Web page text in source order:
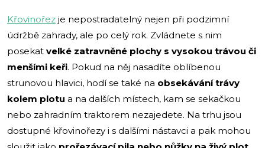
Křovinořez je nepostradatelný nejen při podzimní
údržbě zahrady, ale po celý rok. Zvládnete s nim
posekat velké zatravněné plochy s vysokou trávou či
menšími keři. Pokud na něj nasadíte oblíbenou
strunovou hlavici, hodí se také na obsekávání trávy
kolem plotu a na dalších místech, kam se sekačkou
nebo zahradním traktorem nezajedete. Na trhu jsou
dostupné křovinořezy i s dalšími nástavci a pak mohou